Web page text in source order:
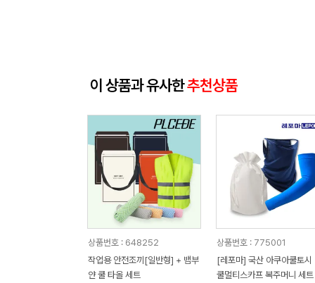
이 상품과 유사한추천상품
상품번호 : 648252
작업용 안전조끼[일반형] + 뱀부
얀 쿨 타올 세트
상품번호 : 775001
[레포마] 국산 아쿠아쿨토시
쿨멀티스카프 복주머니 세트